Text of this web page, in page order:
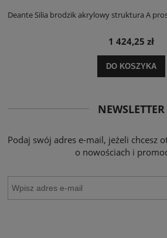
Deante Silia brodzik akrylowy struktura A
1 424,25 zł
DO KOSZYKA
NEWSLETTER
Podaj swój adres e-mail, jeżeli chcesz
o nowościach i